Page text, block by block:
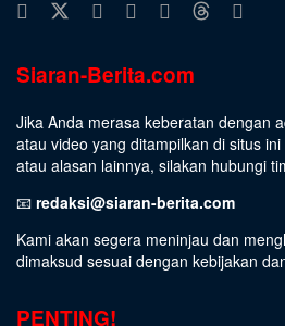
Siaran-Berita.com
Jika Anda merasa keberatan dengan
atau video yang ditampilkan di situs
atau alasan lainnya, silakan hubungi
📧 redaksi@siaran-berita.com
Kami akan segera meninjau dan
dimaksud sesuai dengan kebijakan
PENTING!